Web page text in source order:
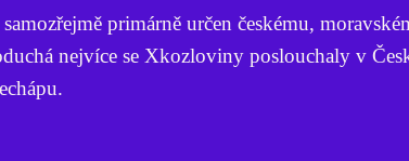
primárně určen českému,
nejvíce se Xkozloviny poslouchaly v